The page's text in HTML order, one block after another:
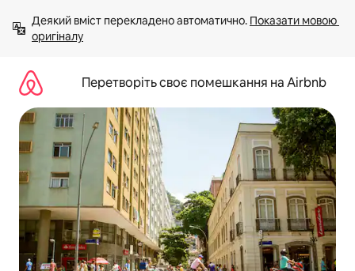
вмісту
Деякий вміст перекладено автоматично. Показати мовою
оригіналу
Перетворіть своє помешкання на Airbnb